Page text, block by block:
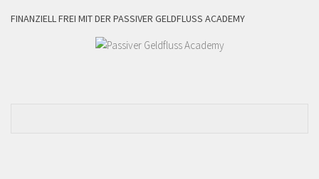
FINANZIELL FREI MIT DER PASSIVER GELDFLUSS ACADEMY